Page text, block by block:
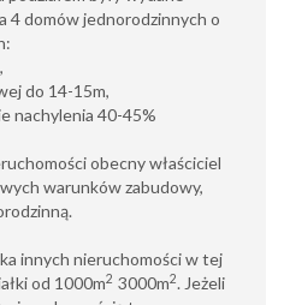
4 domów jednorodzinnych o
do 14-15m,
nachylenia 40-45%
obecny właściciel
warunków zabudowy,
innych nieruchomości w tej
od 1000m2 3000m2. Jeżeli